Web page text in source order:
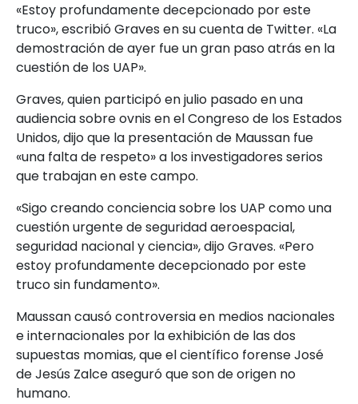
«Estoy profundamente decepcionado por este
truco», escribió Graves en su cuenta de Twitter. «La
demostración de ayer fue un gran paso atrás en la
cuestión de los UAP».
Graves, quien participó en julio pasado en una
audiencia sobre ovnis en el Congreso de los Estados
Unidos, dijo que la presentación de Maussan fue
«una falta de respeto» a los investigadores serios
que trabajan en este campo.
«Sigo creando conciencia sobre los UAP como una
cuestión urgente de seguridad aeroespacial,
seguridad nacional y ciencia», dijo Graves. «Pero
estoy profundamente decepcionado por este
truco sin fundamento».
Maussan causó controversia en medios nacionales
e internacionales por la exhibición de las dos
supuestas momias, que el científico forense José
de Jesús Zalce aseguró que son de origen no
humano.